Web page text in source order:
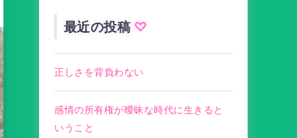
最近の投稿
正しさを背負わない
感情の所有権が曖昧な時代に生きると
いうこと